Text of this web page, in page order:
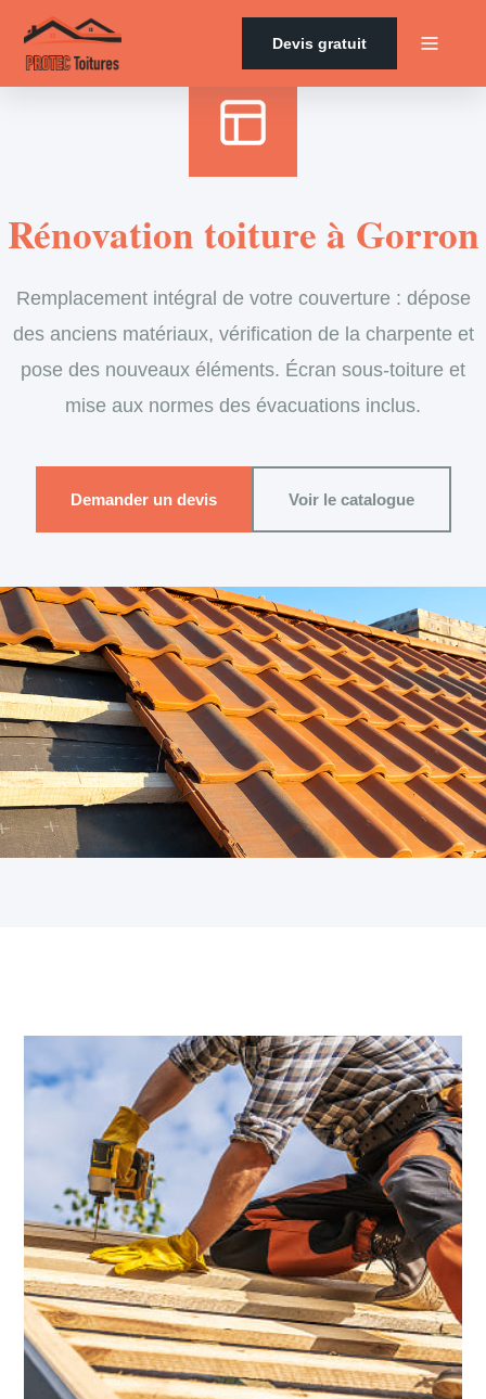
Devis gratuit
Rénovation toiture à Gorron
Remplacement intégral de votre couverture : dépose
des anciens matériaux, vérification de la charpente et
pose des nouveaux éléments. Écran sous-toiture et
mise aux normes des évacuations inclus.
Demander un devis Voir le catalogue